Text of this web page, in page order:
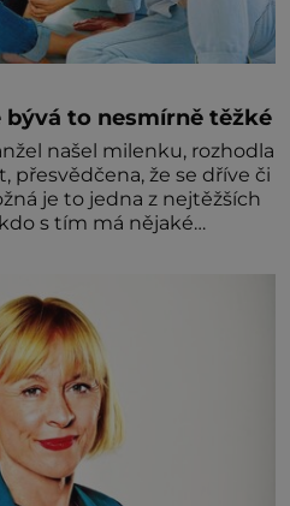
bývá to nesmírně těžké
našel milenku, rozhodla
přesvědčena, že se dříve či
je to jedna z nejtěžších
s tím má nějaké